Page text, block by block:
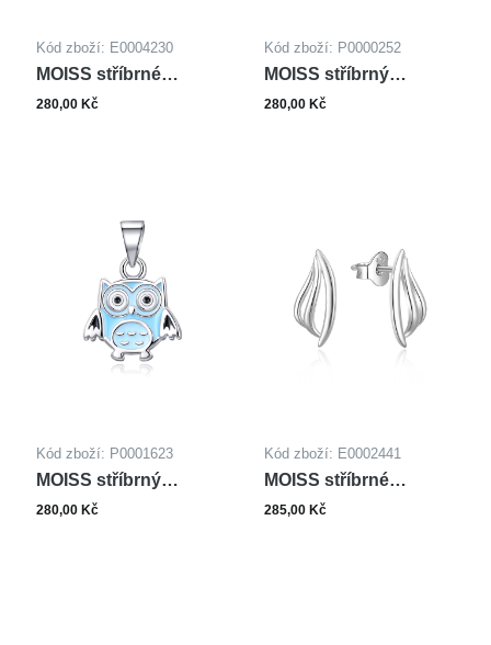
Kód zboží: E0004230
MOISS stříbrné
náušnice
280,00 Kč
Kód zboží: P0000252
MOISS stříbrný
přívěsek KOTVA
280,00 Kč
Kód zboží: P0001623
MOISS stříbrný
přívěsek SOVA
280,00 Kč
Kód zboží: E0002441
MOISS stříbrné
náušnice
285,00 Kč